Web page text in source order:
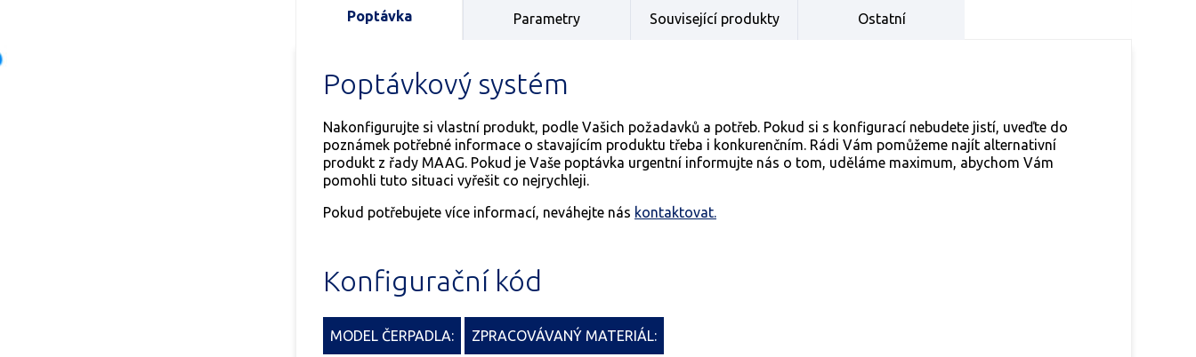
Poptávka Parametry Související produkty Ostatní
Poptávkový systém
Nakonfigurujte si vlastní produkt, podle Vašich požadavků a potřeb. Pokud si s konfigurací nebudete jistí, uveďte do
poznámek potřebné informace o stavajícím produktu třeba i konkurenčním. Rádi Vám pomůžeme najít alternativní
produkt z řady MAAG. Pokud je Vaše poptávka urgentní informujte nás o tom, uděláme maximum, abychom Vám
pomohli tuto situaci vyřešit co nejrychleji.
Pokud potřebujete více informací, neváhejte nás kontaktovat.
Konfigurační kód
MODEL ČERPADLA: ZPRACOVÁVANÝ MATERIÁL: